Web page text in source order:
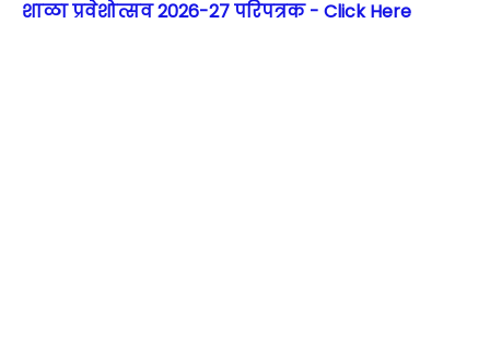
शाळा प्रवेशोत्सव 2026-27 परिपत्रक - Click Here